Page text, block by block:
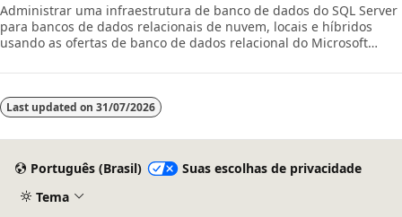
Administrar uma infraestrutura de banco de dados do SQL Server
para bancos de dados relacionais de nuvem, locais e híbridos
usando as ofertas de banco de dados relacional do Microsoft
Last updated on 31/07/2026
Português (Brasil)
Suas escolhas de privacidade
Tema